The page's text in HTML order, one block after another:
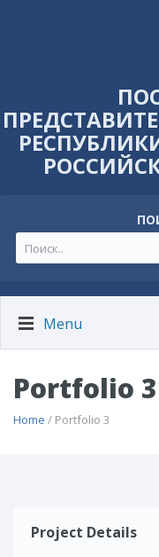
Menu
Portfolio 3
Home / Portfolio 3
Project Details